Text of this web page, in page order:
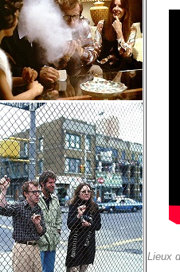
Lieux